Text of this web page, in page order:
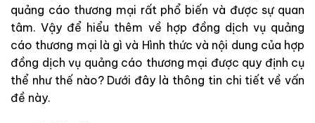
quảng cáo thương mại rất phổ biến và được sự quan
tâm. Vậy để hiểu thêm về hợp đồng dịch vụ quảng
cáo thương mại là gì và Hình thức và nội dung của hợp
đồng dịch vụ quảng cáo thương mại được quy định cụ
thể như thế nào? Dưới đây là thông tin chi tiết về vấn
đề này.